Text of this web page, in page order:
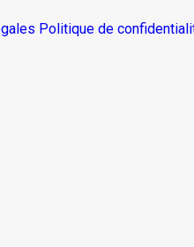
Politique de